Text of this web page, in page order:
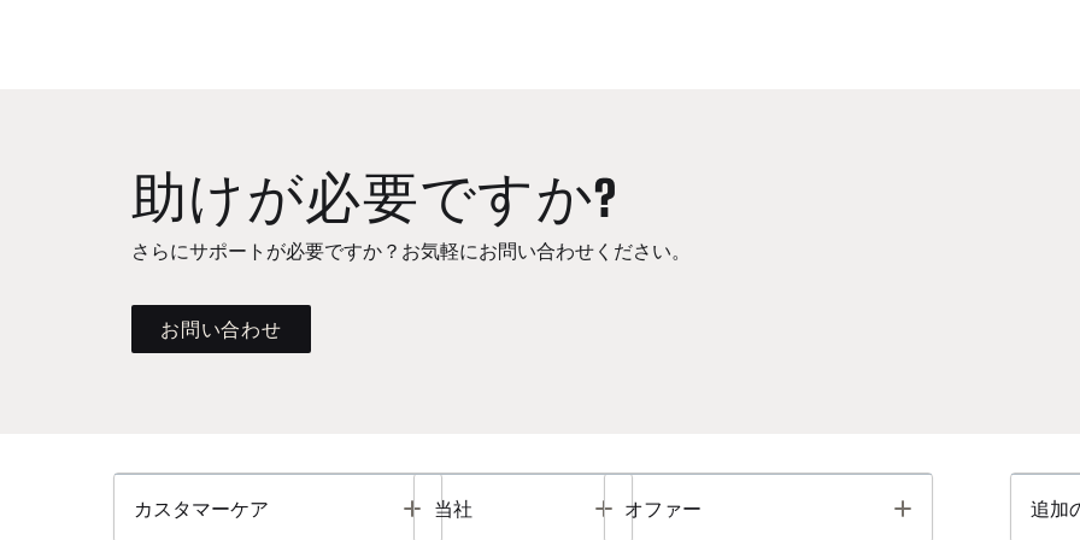
助けが必要ですか?
さらにサポートが必要ですか？お気軽にお問い合わせください。
お問い合わせ
カスタマーケア Toggle
当社 Toggle
オファー Toggle 追加